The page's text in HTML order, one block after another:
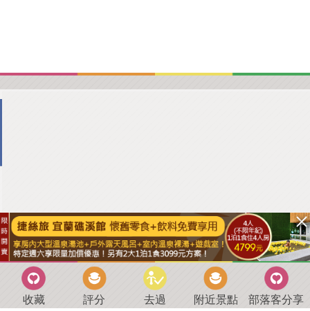
收藏 評分 去過 附近景點 部落客分享